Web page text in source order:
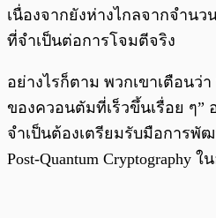
เนื่องจากยังห่างไกลจากจำน
ที่จำเป็นต่อการโจมตีจริง
อย่างไรก็ตาม พวกเขาเตือนว่
ของควอนตัมที่เร็วขึ้นเรื่อย ๆ”
จำเป็นต้องเตรียมรับมือการพั
Post-Quantum Cryptography